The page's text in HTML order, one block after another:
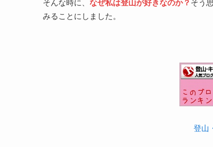
そんな時に、 なぜ私は登山が好きなのか？ そう
みることにしました。
登山